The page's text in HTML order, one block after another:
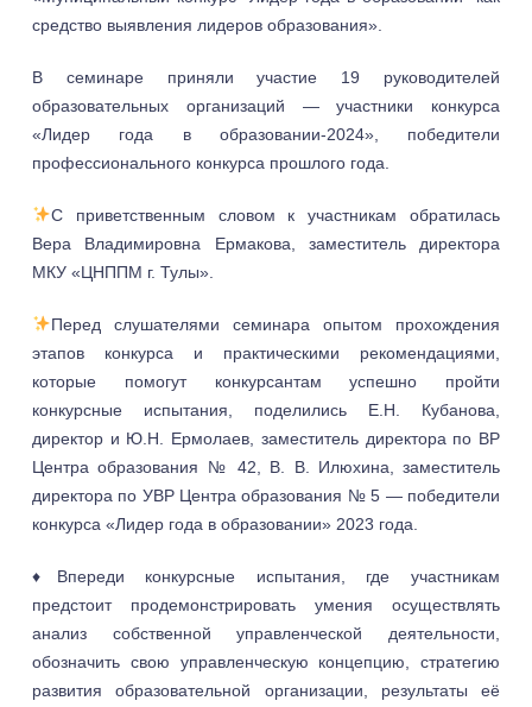
средство выявления лидеров образования».
В семинаре приняли участие 19 руководителей
образовательных организаций — участники конкурса
«Лидер года в образовании-2024», победители
профессионального конкурса прошлого года.
С приветственным словом к участникам обратилась
Вера Владимировна Ермакова, заместитель директора
МКУ «ЦНППМ г. Тулы».
Перед слушателями семинара опытом прохождения
этапов конкурса и практическими рекомендациями,
которые помогут конкурсантам успешно пройти
конкурсные испытания, поделились Е.Н. Кубанова,
директор и Ю.Н. Ермолаев, заместитель директора по ВР
Центра образования № 42, В. В. Илюхина, заместитель
директора по УВР Центра образования № 5 — победители
конкурса «Лидер года в образовании» 2023 года.
♦️Впереди конкурсные испытания, где участникам
предстоит продемонстрировать умения осуществлять
анализ собственной управленческой деятельности,
обозначить свою управленческую концепцию, стратегию
развития образовательной организации, результаты её